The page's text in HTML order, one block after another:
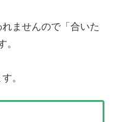
ませんので「合いた
。